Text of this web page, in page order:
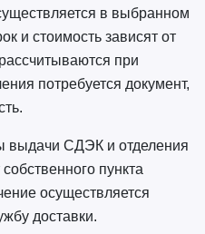
в выбранном
и стоимость зависят от
при
потребуется документ,
выдачи СДЭК и отделения
пункта
осуществляется
доставки.